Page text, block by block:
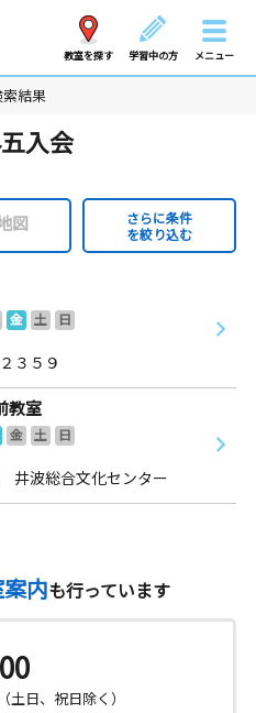
教室を探す 学習中の方 メニュー
結果
入会
図
さらに条件
を絞り込む
金 土
日
３５９
教室
金 土
日
井波総合文化センター
内も行っています
土日、祝日除く）